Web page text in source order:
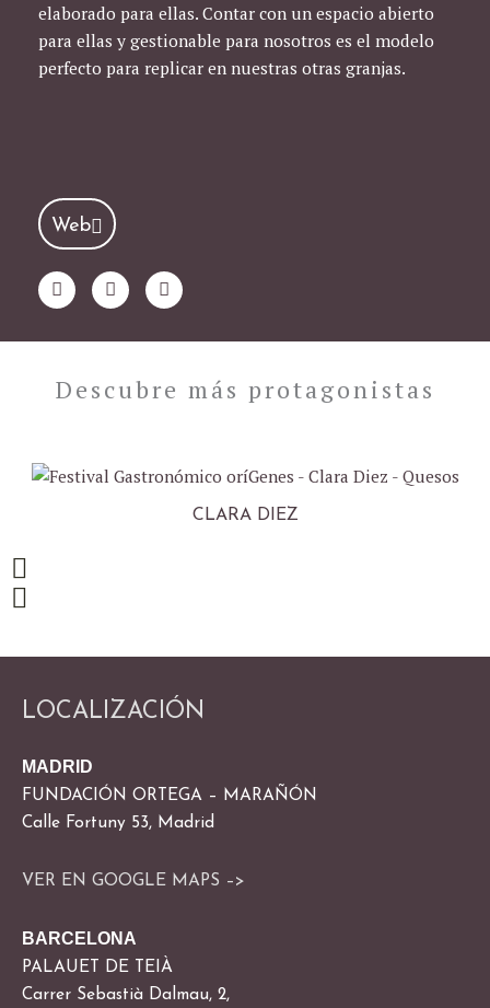
elaborado para ellas. Contar con un espacio abierto
para ellas y gestionable para nosotros es el modelo
perfecto para replicar en nuestras otras granjas.
Web
Y
o
u
e
T
w
i
r
I
n
s
r
Descubre más protagonistas
CLARA DIEZ
LOCALIZACIÓN
MADRID
FUNDACIÓN ORTEGA – MARAÑÓN
Calle Fortuny 53, Madrid
VER EN GOOGLE MAPS –>
BARCELONA
PALAUET DE TEIÀ
Carrer Sebastià Dalmau, 2,